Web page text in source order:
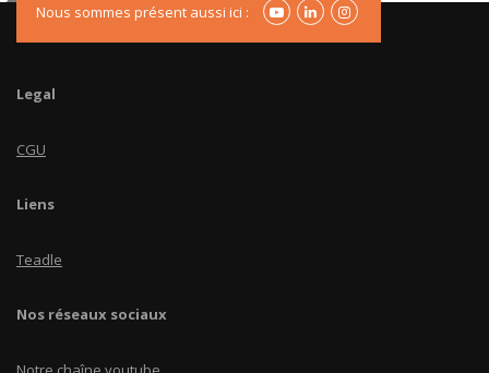
Nous sommes présent aussi ici :
Legal
CGU
Liens
Teadle
Nos réseaux sociaux